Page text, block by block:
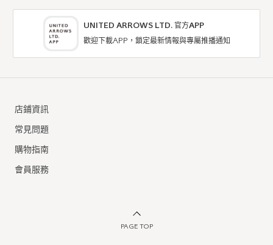
UNITED ARROWS LTD. 官方APP
歡迎下載APP，鎖定最新情報與專屬推播通知
店鋪資訊
常見問題
購物指南
會員服務
PAGE TOP